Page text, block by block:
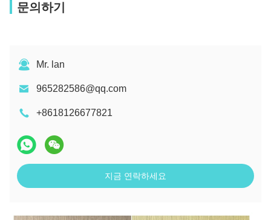
문의하기
Mr. lan
965282586@qq.com
+8618126677821
지금 연락하세요